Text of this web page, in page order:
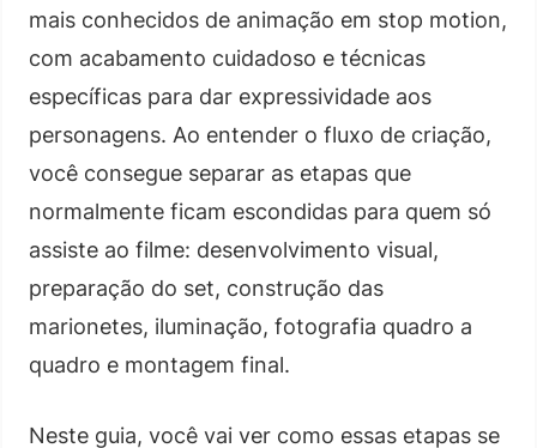
mais conhecidos de animação em stop motion,
com acabamento cuidadoso e técnicas
específicas para dar expressividade aos
personagens. Ao entender o fluxo de criação,
você consegue separar as etapas que
normalmente ficam escondidas para quem só
assiste ao filme: desenvolvimento visual,
preparação do set, construção das
marionetes, iluminação, fotografia quadro a
quadro e montagem final.
Neste guia, você vai ver como essas etapas se